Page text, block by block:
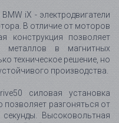
температуры,
климат-
очень сильную
сразу: электрическая
и продуманная